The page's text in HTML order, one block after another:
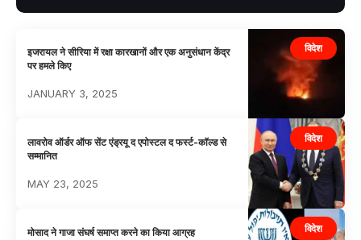
विदेश
इजरायल ने सीरिया में रक्षा कारखानों और एक अनुसंधान केंद्र
पर हमले किए
JANUARY 3, 2025
विदेश
लावरोव ऑर्डर ऑफ सेंट एंड्रयू द एपोस्टल द फर्स्ट-कॉल्ड से
सम्मानित
MAY 23, 2025
विदेश
मोसाद ने गाजा संघर्ष समाप्त करने का किया आग्रह